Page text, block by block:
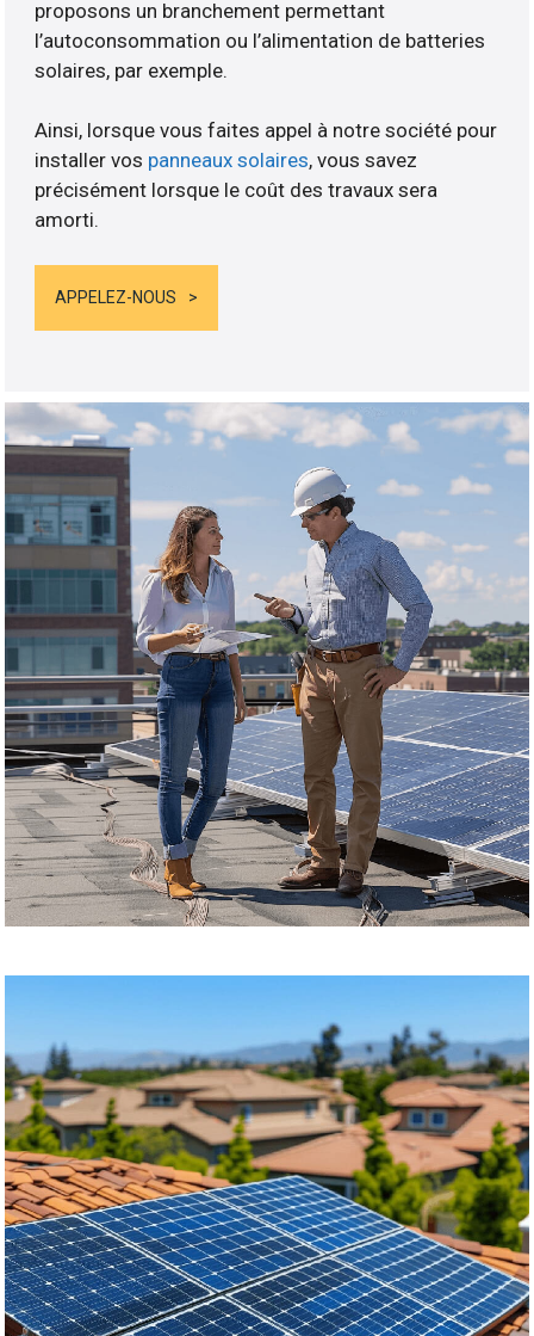
proposons un branchement permettant
l’autoconsommation ou l’alimentation de batteries
solaires, par exemple.
Ainsi, lorsque vous faites appel à notre société pour
installer vos panneaux solaires, vous savez
précisément lorsque le coût des travaux sera
amorti.
APPELEZ-NOUS